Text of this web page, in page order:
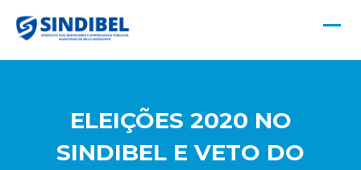
ELEIÇÕES 2020 NO
SINDIBEL E VETO DO